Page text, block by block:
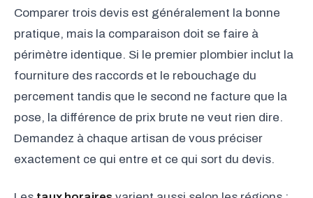
Comparer trois devis est généralement la bonne
pratique, mais la comparaison doit se faire à
périmètre identique. Si le premier plombier inclut la
fourniture des raccords et le rebouchage du
percement tandis que le second ne facture que la
pose, la différence de prix brute ne veut rien dire.
Demandez à chaque artisan de vous préciser
exactement ce qui entre et ce qui sort du devis.